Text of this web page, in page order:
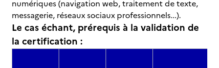
numériques (navigation web, traitement de texte,
messagerie, réseaux sociaux professionnels...).
Le cas échant, prérequis à la validation de
la certification :